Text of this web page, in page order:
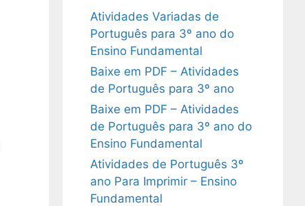
Atividades Variadas de
Português para 3º ano do
Ensino Fundamental
Baixe em PDF – Atividades
de Português para 3º ano
Baixe em PDF – Atividades
de Português para 3º ano do
Ensino Fundamental
Atividades de Português 3º
ano Para Imprimir – Ensino
Fundamental